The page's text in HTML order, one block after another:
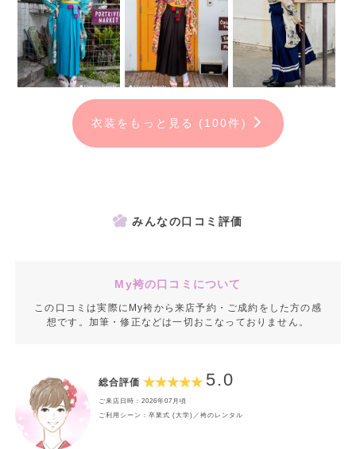
衣装をもっと見る (100件)
みんなの口コミ評価
My袴の口コミについて
この口コミは実際にMy袴から来店予約・ご成約をした方の感
想です。加筆・修正などは一切おこなっておりません。
総合評価 5.0
ご来店日時：2026年07月頃
ご利用シーン：卒業式 (大学)／袴のレンタル